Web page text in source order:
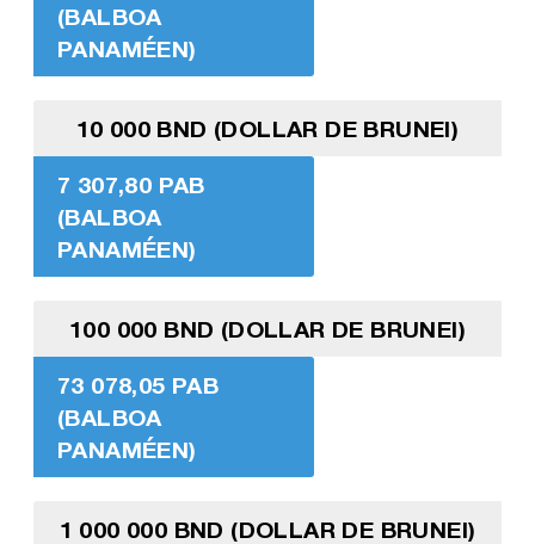
(BALBOA
PANAMÉEN)
10 000 BND (DOLLAR DE BRUNEI)
7 307,80 PAB
(BALBOA
PANAMÉEN)
100 000 BND (DOLLAR DE BRUNEI)
73 078,05 PAB
(BALBOA
PANAMÉEN)
1 000 000 BND (DOLLAR DE BRUNEI)